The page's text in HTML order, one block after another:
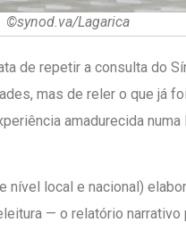
©synod.va/Lagarica
de repetir a consulta do
mas de reler o que já
amadurecida
nível local e nacional)
— o relatório